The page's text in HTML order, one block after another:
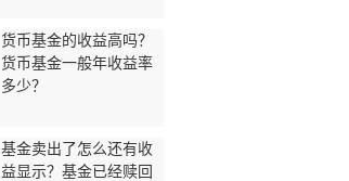
货币基金的收益高吗？
货币基金一般年收益率
多少？
基金卖出了怎么还有收
益显示？基金已经赎回